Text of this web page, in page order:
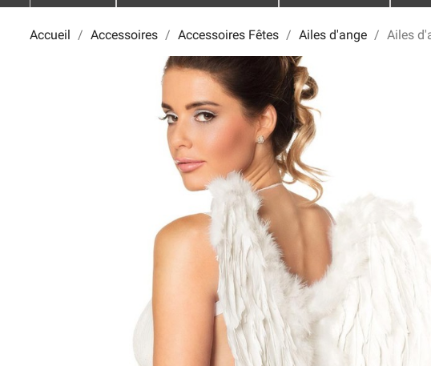
Accueil Accessoires Accessoires Fêtes Ailes d'ange Ailes